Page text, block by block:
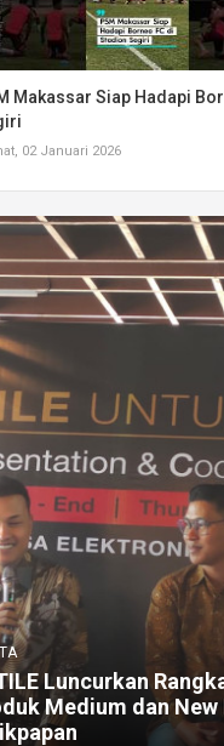
Makassar Siap Hadapi
02 Januari 2026
Luncurkan
Medium dan New